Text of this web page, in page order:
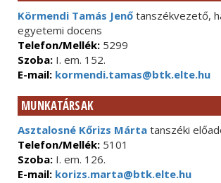
Körmendi Tamás Jenő tanszékvezető,
egyetemi docens
Telefon/Mellék: 5299
Szoba: I. em. 152.
E-mail: kormendi.tamas@btk.elte.hu
MUNKATÁRSAK
Asztalosné Kőrizs Márta tanszéki
Telefon/Mellék: 5101
Szoba: I. em. 126.
E-mail: korizs.marta@btk.elte.hu